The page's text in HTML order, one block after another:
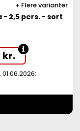
Flere varianter
2,5 pers. - sort
kr.